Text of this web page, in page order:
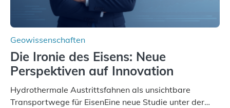
Geowissenschaften
Die Ironie des Eisens: Neue
Perspektiven auf Innovation
Hydrothermale Austrittsfahnen als unsichtbare
Transportwege für EisenEine neue Studie unter der